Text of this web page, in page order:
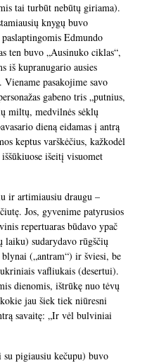
tai turbūt nebūtų giriama).
knygų buvo
paslaptingomis Edmundo
ten buvo „Ausinuko ciklas“,
iš kupranugario ausies
pasakojime savo
gabeno tris „putnius,
miltų, medvilnės sėklų
dieną eidamas į antrą
keptus varškėčius, kažkodėl
išeitį visuomet
ir artimiausiu draugu –
Jos, gyvenime patyrusios
repertuaras būdavo ypač
laiku) sudarydavo rūgščių
(„antram“) ir šviesi, be
vafliukais (desertui).
dienomis, ištrūkę nuo tėvų
jau šiek tiek niūresni
savaitę: „Ir vėl bulviniai
pigiausiu kečupu) buvo